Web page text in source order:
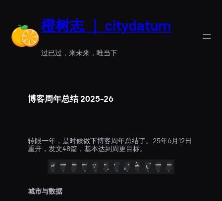
橙树志 ｜ citydatum
过已过，来未来，唯当下
博客周年总结 2025-26
转眼一年，是时候做下博客周年总结了。25年6月12日
重开，发文48篇，基本达到周更目标。
城市与数据